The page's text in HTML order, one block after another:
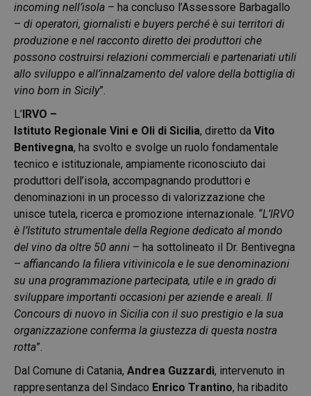
incoming nell’isola – ha concluso l’Assessore Barbagallo
– di operatori, giornalisti e buyers perché è sui territori di
produzione e nel racconto diretto dei produttori che
possono costruirsi relazioni commerciali e partenariati utili
allo sviluppo e all’innalzamento del valore della bottiglia di
vino born in Sicily”.
L’IRVO –
Istituto Regionale Vini e Oli di Sicilia, diretto da Vito
Bentivegna, ha svolto e svolge un ruolo fondamentale
tecnico e istituzionale, ampiamente riconosciuto dai
produttori dell’isola, accompagnando produttori e
denominazioni in un processo di valorizzazione che
unisce tutela, ricerca e promozione internazionale. “L’IRVO
è l’Istituto strumentale della Regione dedicato al mondo
del vino da oltre 50 anni – ha sottolineato il Dr. Bentivegna
– affiancando la filiera vitivinicola e le sue denominazioni
su una programmazione partecipata, utile e in grado di
sviluppare importanti occasioni per aziende e areali. Il
Concours di nuovo in Sicilia con il suo prestigio e la sua
organizzazione conferma la giustezza di questa nostra
rotta”.
Dal Comune di Catania, Andrea Guzzardi, intervenuto in
rappresentanza del Sindaco Enrico Trantino, ha ribadito